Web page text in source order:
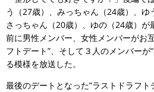
う（27歳）、みっちゃん（24歳）、ゆ
さっちゃん（20歳）、ゆの（24歳）が
前に男性メンバー、女性メンバーがお
フトデート”、そして３人のメンバーが
る模様を放送した。
最後のデートとなった“ラストドラフト